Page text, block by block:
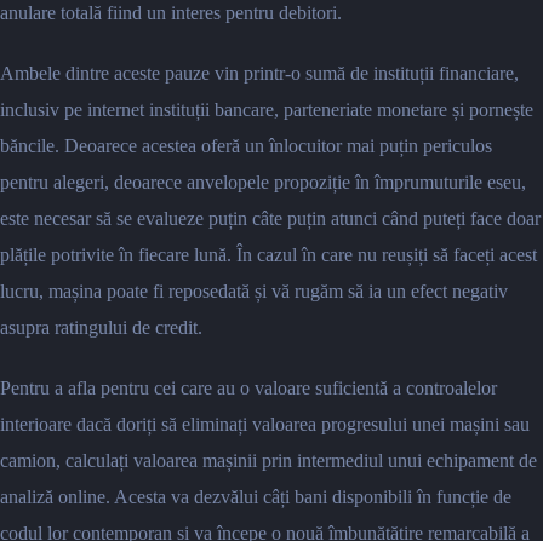
anulare totală fiind un interes pentru debitori.
Ambele dintre aceste pauze vin printr-o sumă de instituții financiare,
inclusiv pe internet instituții bancare, parteneriate monetare și pornește
băncile. Deoarece acestea oferă un înlocuitor mai puțin periculos
pentru alegeri, deoarece anvelopele propoziție în împrumuturile eseu,
este necesar să se evalueze puțin câte puțin atunci când puteți face doar
plățile potrivite în fiecare lună. În cazul în care nu reușiți să faceți acest
lucru, mașina poate fi reposedată și vă rugăm să ia un efect negativ
asupra ratingului de credit.
Pentru a afla pentru cei care au o valoare suficientă a controalelor
interioare dacă doriți să eliminați valoarea progresului unei mașini sau
camion, calculați valoarea mașinii prin intermediul unui echipament de
analiză online. Acesta va dezvălui câți bani disponibili în funcție de
codul lor contemporan și va începe o nouă îmbunătățire remarcabilă a